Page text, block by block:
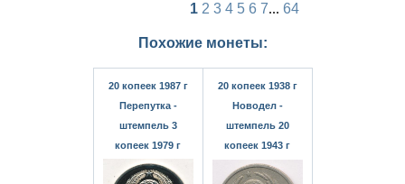
1 2 3 4 5 6 7... 64
Похожие монеты:
20 копеек 1987 г
Перепутка -
штемпель 3
копеек 1979 г
20 копеек 1938 г
Новодел -
штемпель 20
копеек 1943 г